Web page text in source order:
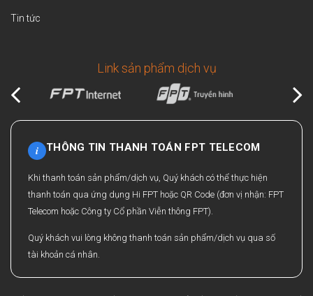
Tin tức
Link sản phẩm dịch vụ
i THÔNG TIN THANH TOÁN FPT TELECOM
Khi thanh toán sản phẩm/dịch vụ, Quý khách có thể thực hiện
thanh toán qua ứng dụng Hi FPT hoặc QR Code (đơn vị nhận: FPT
Telecom hoặc Công ty Cổ phần Viễn thông FPT).
Quý khách vui lòng không thanh toán sản phẩm/dịch vụ qua số
tài khoản cá nhân.